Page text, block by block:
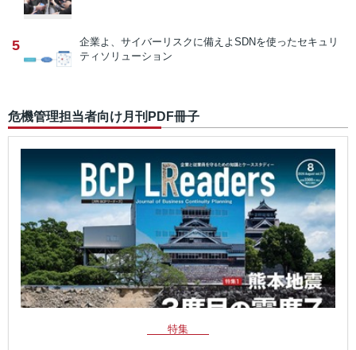
5 企業よ、サイバーリスクに備えよ SDNを使ったセキュリ
ティソリューション
危機管理担当者向け月刊PDF冊子
特集